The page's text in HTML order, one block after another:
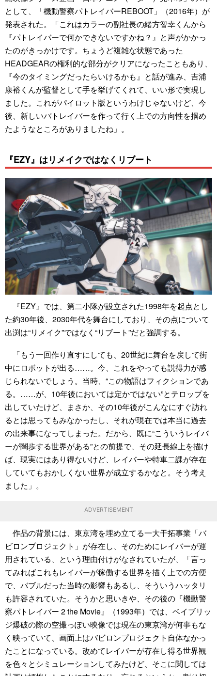
として、「機動警察パトレイバーREBOOT」（2016年）が
発表された。「これはカラーの副社長の緒方智幸くんから
『パトレイバーで何かできないですかね？』と声がかかっ
たのがきっかけです。ちょうど複雑な状態であった
HEADGEARの権利的な部分がクリアになったこともあり、
『今のタイミングだったらいけるかも』と話が進み、吉浦
康裕くんが監督として手を挙げてくれて、いい形で実現し
ました。これがパイロット版というわけじゃないけど、今
後、新しいパトレイバーを作って行く上での方向性を掴め
たようなところがありましたね」。
『EZY』はリメイクではなくリブート
『EZY』では、第二小隊が設立された1998年を起点とし
た約30年後、2030年代を舞台にしており、その点について
出渕は“リメイク”ではなく“リブート”だと強調する。
「もう一回作り直すにしても、20世紀に舞台を戻して街
中にロボットが出る……。今、これをやっても説得力が感
じられないでしょう。当時、“この物語はフィクションであ
る。……が、10年後においては定かではない”とテロップを
出していたけど、まさか、その10年後がこんなにすぐ訪れ
るとは思ってもみなかったし、それが現在では本当に過去
の出来事になってしまった。だから、既に“こういうレイバ
ーが闊歩する世界がある”との前提で、その延長線上を描け
ば、現実にはあり得ないけど、レイバーや特車二課が存在
していてもおかしくない世界が成立するかなと。そう考え
ました」。
ADVERTISEMENT
作品の背景には、東京湾を埋め立てる一大干拓事業「バ
ビロンプロジェクト」が存在し、そのためにレイバーが運
用されている、という理由付けがなされていたが、「言っ
てみればこれもレイバーが稼働する世界を描く上での方便
で、バブルだった当時の影響もあるし、そういうハッタリ
も許容されていた。そうかと思いきや、その後の『機動警
察パトレイバー 2 the Movie』（1993年）では、ベイブリッ
ジ爆破の際の空撮っぽい映像では現在の東京湾が何事もな
く映っていて、画面上はバビロンプロジェクト自体なかっ
たことになっている。改めてレイバーが存在し得る世界観
を色々とシミュレーションしてみたけど、そこに関しては